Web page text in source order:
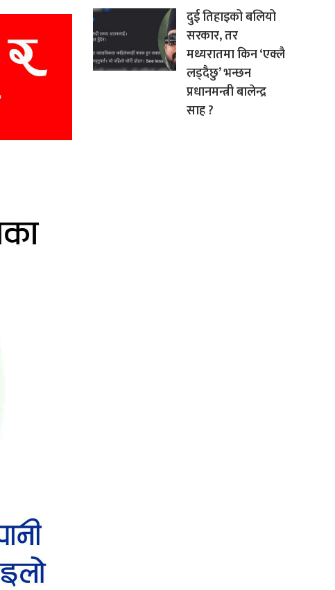
दुई तिहाइको बलियो
सरकार, तर
मध्यरातमा किन ‘एक्लै
लड्दैछु’ भन्छन
प्रधानमन्त्री बालेन्द्र
साह ?